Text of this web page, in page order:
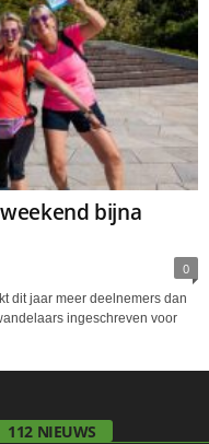
bijna
0
dit jaar meer deelnemers dan
ingeschreven voor
112 NIEUWS